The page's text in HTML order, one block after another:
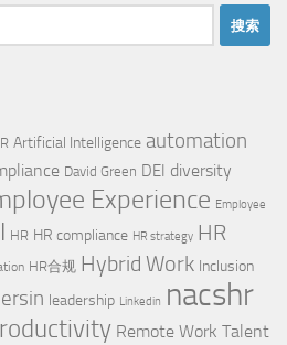
Artificial Intelligence automation
David Green DEI diversity
Experience Employee
HR HR compliance HR strategy HR
HR合规 Hybrid Work Inclusion
leadership Linkedin nacshr
Remote Work Talent